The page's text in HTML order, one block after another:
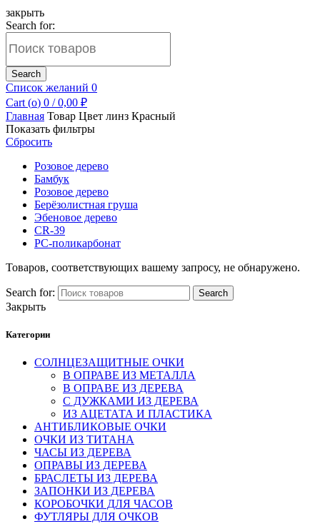
закрыть
Search for:
Search
Список желаний 0
Cart (o) 0 / 0,00 ₽
Главная Товар Цвет линз Красный
Показать фильтры
Сбросить
Розовое дерево
Бамбук
Розовое дерево
Берёзолистная груша
Эбеновое дерево
CR-39
РС-поликарбонат
Товаров, соответствующих вашему запросу, не обнаружено.
Search for: Search
Закрыть
Категории
СОЛНЦЕЗАЩИТНЫЕ ОЧКИ
В ОПРАВЕ ИЗ МЕТАЛЛА
В ОПРАВЕ ИЗ ДЕРЕВА
С ДУЖКАМИ ИЗ ДЕРЕВА
ИЗ АЦЕТАТА И ПЛАСТИКА
АНТИБЛИКОВЫЕ ОЧКИ
ОЧКИ ИЗ ТИТАНА
ЧАСЫ ИЗ ДЕРЕВА
ОПРАВЫ ИЗ ДЕРЕВА
БРАСЛЕТЫ ИЗ ДЕРЕВА
ЗАПОНКИ ИЗ ДЕРЕВА
КОРОБОЧКИ ДЛЯ ЧАСОВ
ФУТЛЯРЫ ДЛЯ ОЧКОВ